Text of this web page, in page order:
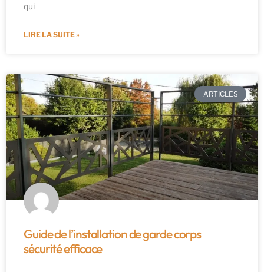
qui
LIRE LA SUITE »
ARTICLES
Guide de l’installation de garde corps
sécurité efficace